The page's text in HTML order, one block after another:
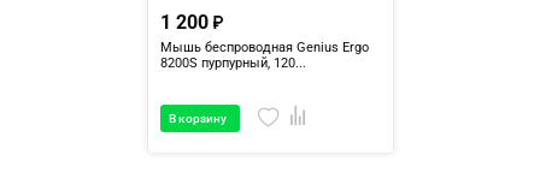
1 200
Мышь беспроводная Genius Ergo
8200S пурпурный, 120...
В корзину